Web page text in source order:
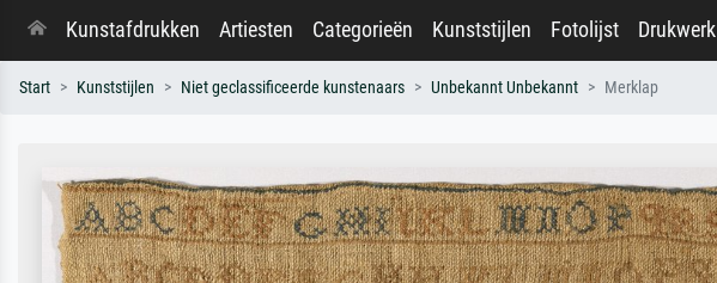
Kunstafdrukken Artiesten Categorieën Kunststijlen Fotolijst Drukwerk
Start Kunststijlen Niet geclassificeerde kunstenaars Unbekannt Unbekannt Merklap